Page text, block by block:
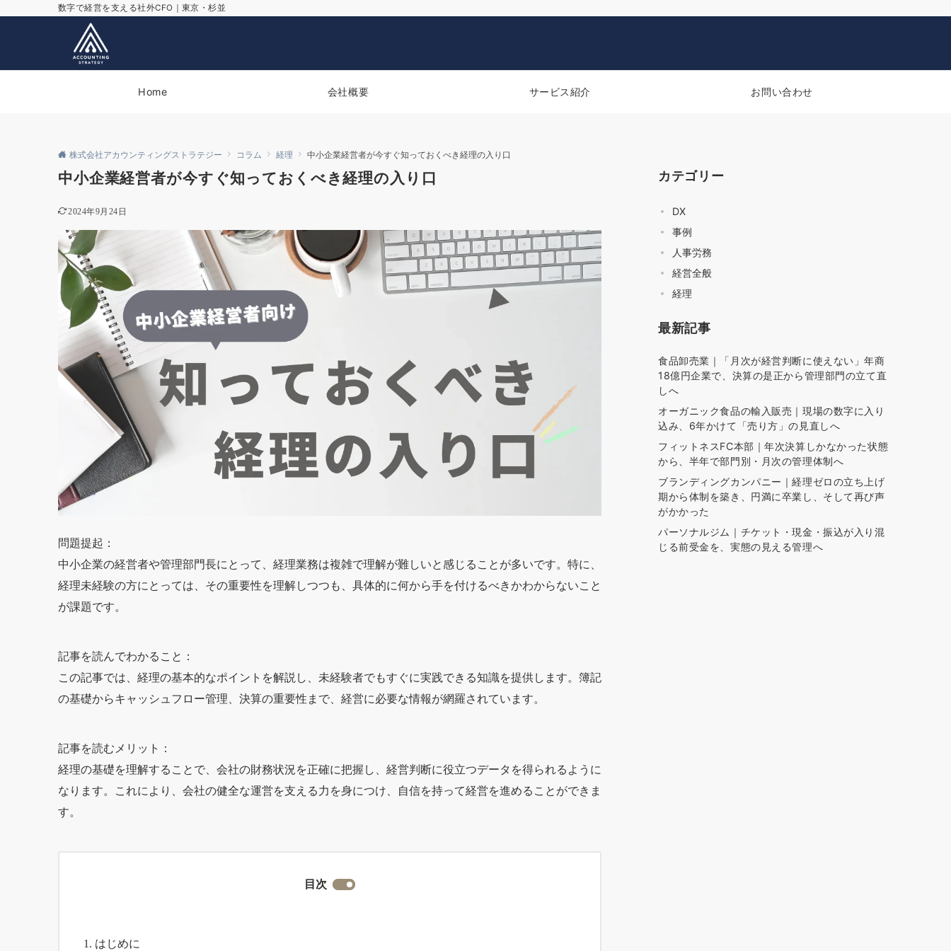
数字で経営を支える社外CFO｜東京・杉並
Home 会社概要 サービス紹介 お問い合わせ
株式会社アカウンティングストラテジー コラム 経理 中小企業経営者が今すぐ知っておくべき経理の入り口
中小企業経営者が今すぐ知っておくべき経理の入り口
2024年9月24日
問題提起：
中小企業の経営者や管理部門長にとって、経理業務は複雑で理解が難しいと感じることが多いです。特に、
経理未経験の方にとっては、その重要性を理解しつつも、具体的に何から手を付けるべきかわからないこと
が課題です。
記事を読んでわかること：
この記事では、経理の基本的なポイントを解説し、未経験者でもすぐに実践できる知識を提供します。簿記
の基礎からキャッシュフロー管理、決算の重要性まで、経営に必要な情報が網羅されています。
記事を読むメリット：
経理の基礎を理解することで、会社の財務状況を正確に把握し、経営判断に役立つデータを得られるように
なります。これにより、会社の健全な運営を支える力を身につけ、自信を持って経営を進めることができま
す。
目次
はじめに
カテゴリー
DX
事例
人事労務
経営全般
経理
最新記事
食品卸売業｜「月次が経営判断に使えない」年商
18億円企業で、決算の是正から管理部門の立て直
しへ
オーガニック食品の輸入販売｜現場の数字に入り
込み、6年かけて「売り方」の見直しへ
フィットネスFC本部｜年次決算しかなかった状態
から、半年で部門別・月次の管理体制へ
ブランディングカンパニー｜経理ゼロの立ち上げ
期から体制を築き、円満に卒業し、そして再び声
がかかった
パーソナルジム｜チケット・現金・振込が入り混
じる前受金を、実態の見える管理へ